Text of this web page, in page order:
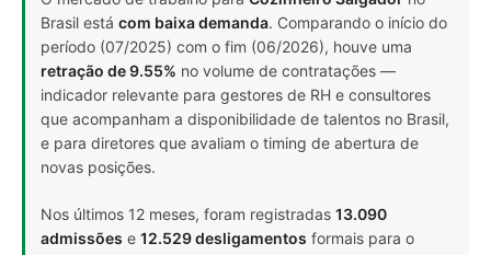
Brasil está com baixa demanda. Comparando o início do
período (07/2025) com o fim (06/2026), houve uma
retração de 9.55% no volume de contratações —
indicador relevante para gestores de RH e consultores
que acompanham a disponibilidade de talentos no Brasil,
e para diretores que avaliam o timing de abertura de
novas posições.
Nos últimos 12 meses, foram registradas 13.090
admissões e 12.529 desligamentos formais para o